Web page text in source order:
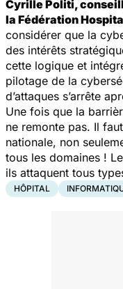
Cyrille Politi,
la Fédération
considérer que la
des intérêts
cette logique et
pilotage de la
d’attaques s’arrête
Une fois que la
ne remonte pas. Il
nationale, non
tous les domaines !
ils attaquent tous
HÔPITAL